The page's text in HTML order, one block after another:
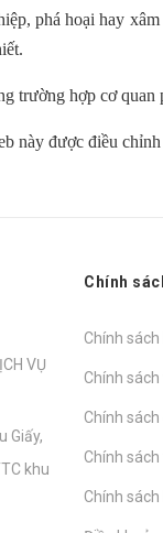
phá hoại hay
trường hợp cơ
này được điều
VỤ
Giấy,
khu
Chính
Chính
Chính
Chính
Chính
Chính